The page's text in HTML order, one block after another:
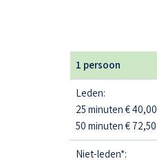
1 persoon
Leden:
25 minuten € 40,00
50 minuten € 72,50
Niet-leden*: